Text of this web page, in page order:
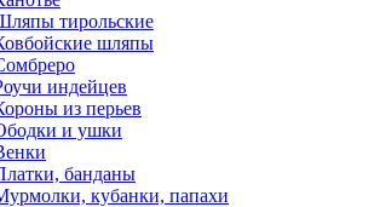
тирольские
шляпы
индейцев
из перьев
и ушки
банданы
кубанки, папахи